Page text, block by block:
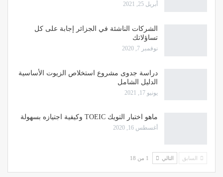
أبريل 25, 2021
الشركات الناشئة في الجزائر إجابة على كل
تساؤلاتك
نوفمبر 7, 2020
دراسة جدوى مشروع استخلاص الزيوت الأساسية
الدليل الشامل
يونيو 17, 2021
ماهو اختبار التويك TOEIC وكيفية اجتيازه بسهولة
أغسطس 16, 2020
السابق التالي 1 من 18